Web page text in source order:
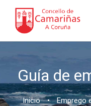
Guía de
Inicio • Emprego